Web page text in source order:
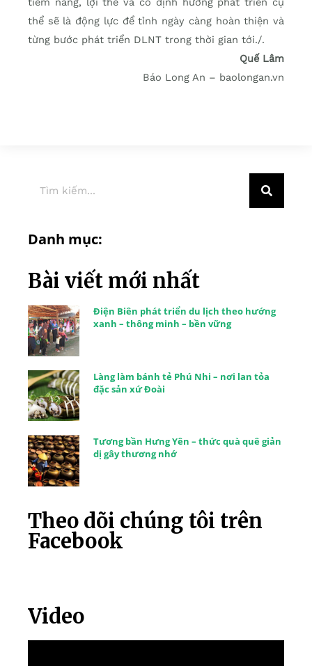
thể sẽ là động lực để tỉnh ngày càng hoàn thiện và
từng bước phát triển DLNT trong thời gian tới./.
Quế Lâm
Báo Long An – baolongan.vn
Danh mục:
Bài viết mới nhất
Điện Biên phát triển du lịch theo hướng
xanh – thông minh – bền vững
Làng làm bánh tẻ Phú Nhi – nơi lan tỏa
đặc sản xứ Đoài
Tương bần Hưng Yên – thức quà quê giản
dị gây thương nhớ
Theo dõi chúng tôi trên
Facebook
Video